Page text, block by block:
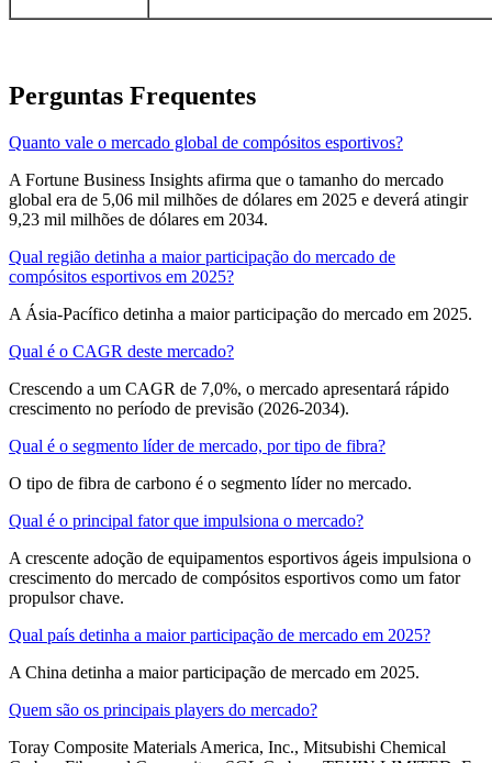
Perguntas Frequentes
Quanto vale o mercado global de compósitos esportivos?
A Fortune Business Insights afirma que o tamanho do mercado
global era de 5,06 mil milhões de dólares em 2025 e deverá atingir
9,23 mil milhões de dólares em 2034.
Qual região detinha a maior participação do mercado de
compósitos esportivos em 2025?
A Ásia-Pacífico detinha a maior participação do mercado em 2025.
Qual é o CAGR deste mercado?
Crescendo a um CAGR de 7,0%, o mercado apresentará rápido
crescimento no período de previsão (2026-2034).
Qual é o segmento líder de mercado, por tipo de fibra?
O tipo de fibra de carbono é o segmento líder no mercado.
Qual é o principal fator que impulsiona o mercado?
A crescente adoção de equipamentos esportivos ágeis impulsiona o
crescimento do mercado de compósitos esportivos como um fator
propulsor chave.
Qual país detinha a maior participação de mercado em 2025?
A China detinha a maior participação de mercado em 2025.
Quem são os principais players do mercado?
Toray Composite Materials America, Inc., Mitsubishi Chemical